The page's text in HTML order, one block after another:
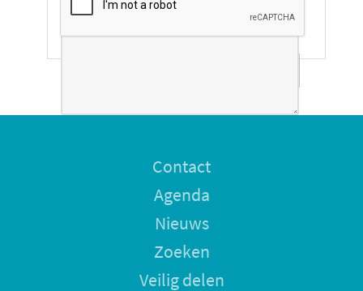
Contact
Agenda
Nieuws
Zoeken
Veilig delen